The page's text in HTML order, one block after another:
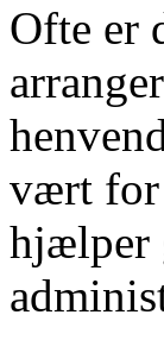
Ofte er
vært for
hjælper